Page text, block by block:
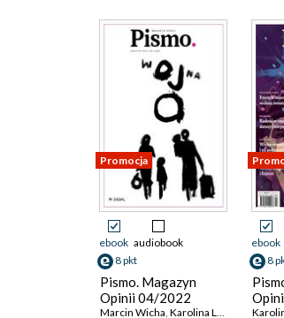
Promocja
ebook audiobook
8 pkt
Pismo. Magazyn
Opinii 04/2022
Marcin Wicha, Karolina Lewestam ,
ebook
8